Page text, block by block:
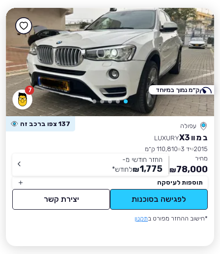
7
עפולה 137 צפו ברכב זה
ב מ וו X3
LUXURY
2015 יד 3
110,810 ק״מ
מחיר
78,000
₪
החזר חודשי מ-
1,775
₪לחודש*
תוספות לעיסקה
לפגישה בסוכנות יצירת קשר
*חישוב ההחזר מפורט בתקנון
ק״מ נמוך במיוחד